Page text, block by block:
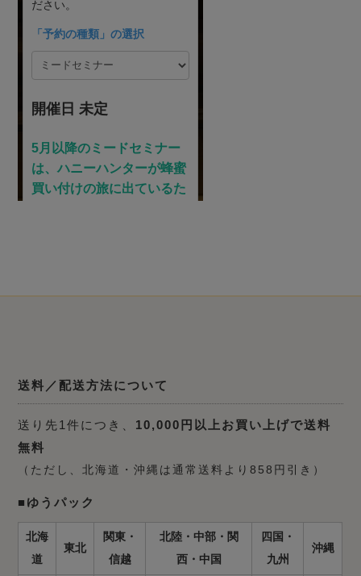
送料／配送方法について
送り先1件につき、 10,000円以上お買い上げで送料
無料
（ただし、北海道・沖縄は通常送料より858円引き）
■ゆうパック
北海
道
東北
関東・
信越
北陸・中部・関
西・中国
四国・
九州
沖縄